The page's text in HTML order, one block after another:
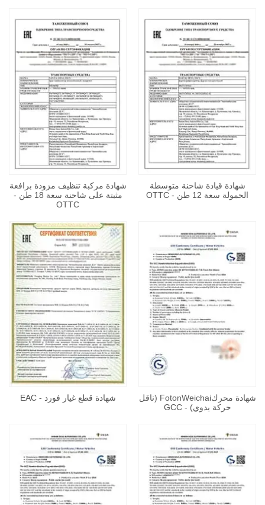
شهادة قيادة شاحنة متوسطة
الحمولة سعة 12 طن - OTTC
شهادة مركبة تنظيف مزودة برافعة
مثبتة على شاحنة سعة 18 طن -
OTTC
شهادة محركFotonWeichai (ناقل
حركة يدوي) - GCC
شهادة قطع غيار فورد - EAC